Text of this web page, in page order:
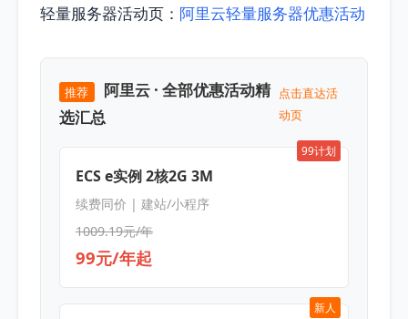
轻量服务器活动页： 阿里云轻量服务器优惠活动
推荐
阿里云 · 全部优惠活动精
选汇总
点击直达活
动页
99计划
ECS e实例 2核2G 3M
续费同价 | 建站/小程序
1009.19元/年
99元/年起
新人